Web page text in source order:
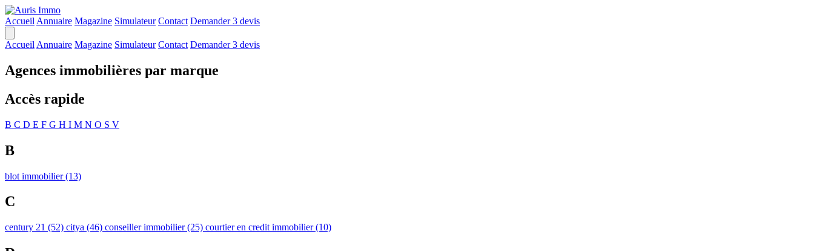
Accueil Annuaire Magazine Simulateur Contact Demander 3 devis
Accueil Annuaire Magazine Simulateur Contact Demander 3 devis
Agences immobilières par marque
Accès rapide
B C D E F G H I M N O S V
B
blot immobilier(13)
C
century 21 (52) citya (46) conseiller immobilier(25) courtier en credit immobilier(10)